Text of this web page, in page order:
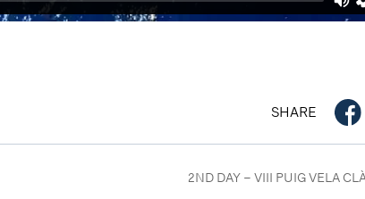
SHARE
2ND DAY – VIII PUIG VELA